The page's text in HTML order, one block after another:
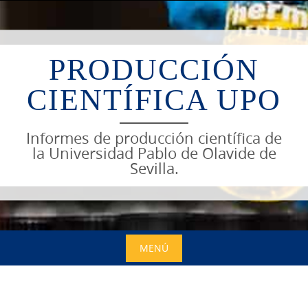
contenido
PRODUCCIÓN
CIENTÍFICA UPO
Informes de producción científica de
la Universidad Pablo de Olavide de
Sevilla.
MENÚ